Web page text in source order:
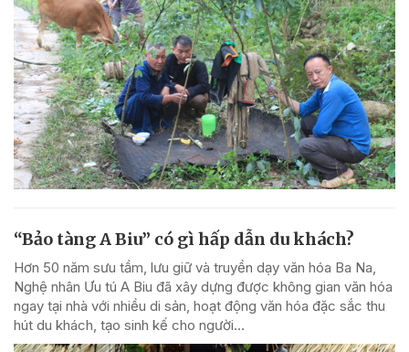
“Bảo tàng A Biu” có gì hấp dẫn du khách?
Hơn 50 năm sưu tầm, lưu giữ và truyền dạy văn hóa Ba Na,
Nghệ nhân Ưu tú A Biu đã xây dựng được không gian văn hóa
ngay tại nhà với nhiều di sản, hoạt động văn hóa đặc sắc thu
hút du khách, tạo sinh kế cho người...